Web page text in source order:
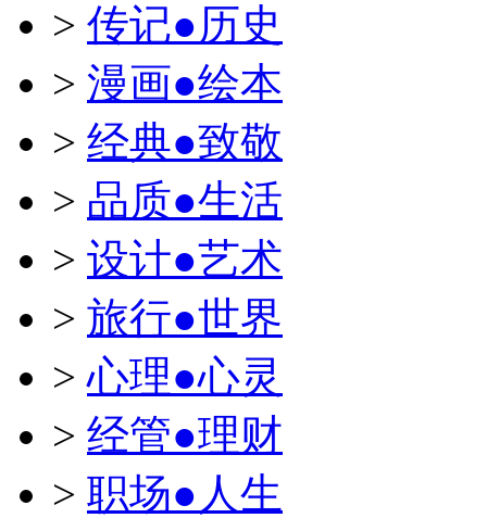
> 传记●历史
> 漫画●绘本
> 经典●致敬
> 品质●生活
> 设计●艺术
> 旅行●世界
>心理●心灵
> 经管●理财
> 职场●人生